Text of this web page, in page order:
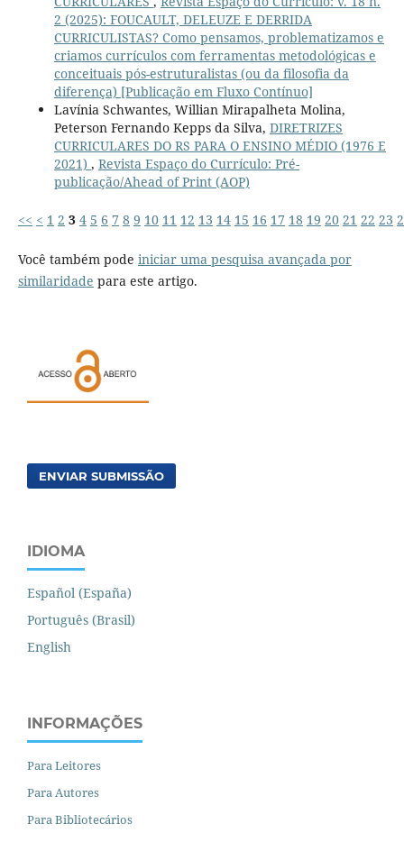
2 (2025): FOUCAULT, DELEUZE E DERRIDA
CURRICULISTAS? Como pensamos, problematizamos e
criamos currículos com ferramentas metodológicas e
conceituais pós-estruturalistas (ou da filosofia da
diferença) [Publicação em Fluxo Contínuo]
Lavínia Schwantes, Willian Mirapalheta Molina,
Peterson Fernando Kepps da Silva, DIRETRIZES
CURRICULARES DO RS PARA O ENSINO MÉDIO (1976 E
2021) , Revista Espaço do Currículo: Pré-
publicação/Ahead of Print (AOP)
<< < 1 2 3 4 5 6 7 8 9 10 11 12 13 14 15 16 17 18 19 20 21 22 23
Você também pode iniciar uma pesquisa avançada por
similaridade para este artigo.
ENVIAR SUBMISSÃO
IDIOMA
Español (España)
Português (Brasil)
English
INFORMAÇÕES
Para Leitores
Para Autores
Para Bibliotecários